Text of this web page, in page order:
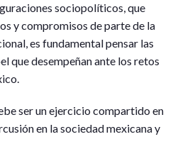
sociopolíticos, que
y compromisos de parte de la
es fundamental pensar las
que desempeñan ante los retos
ser un ejercicio compartido en
en la sociedad mexicana y